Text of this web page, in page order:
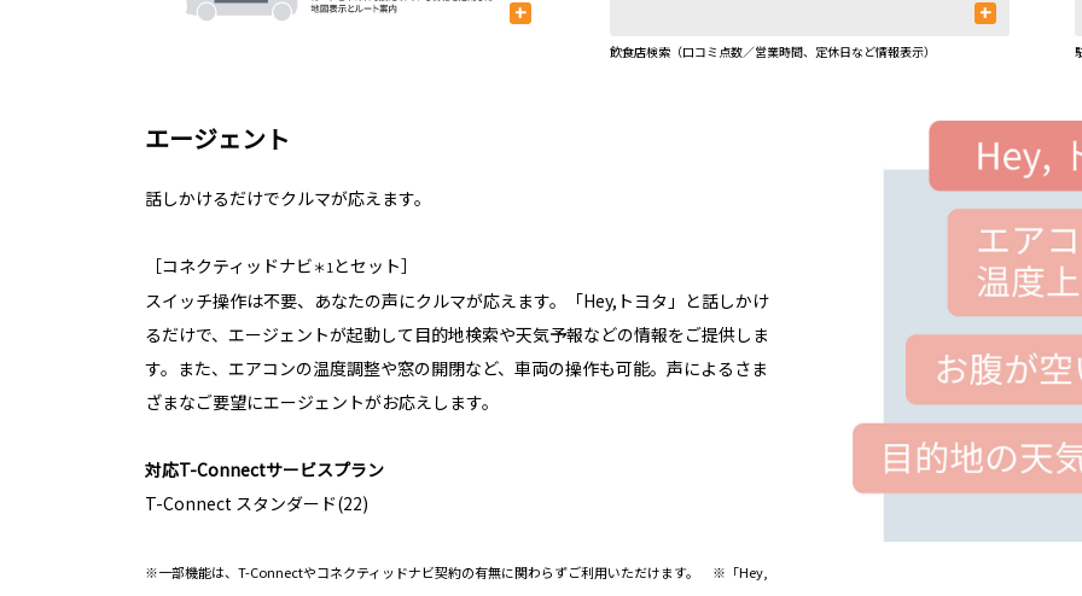
+ +
飲食店検索（口コミ点数／営業時間、定休日など情報表示）
エージェント
話しかけるだけでクルマが応えます。
［コネクティッドナビ＊1 とセット］
スイッチ操作は不要、あなたの声にクルマが応えます。「Hey,トヨタ」と話しかけ
るだけで、エージェントが起動して目的地検索や天気予報などの情報をご提供しま
す。また、エアコンの温度調整や窓の開閉など、車両の操作も可能。声によるさま
ざまなご要望にエージェントがお応えします。
対応T-Connectサービスプラン
T-Connect スタンダード(22)
※一部機能は、T-Connectやコネクティッドナビ契約の有無に関わらずご利用いただけます。 ※「Hey,